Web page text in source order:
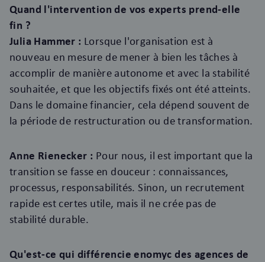
Quand l'intervention de vos experts prend-elle
fin ?
Julia Hammer : Lorsque l'organisation est à
nouveau en mesure de mener à bien les tâches à
accomplir de manière autonome et avec la stabilité
souhaitée, et que les objectifs fixés ont été atteints.
Dans le domaine financier, cela dépend souvent de
la période de restructuration ou de transformation.
Anne Rienecker : Pour nous, il est important que la
transition se fasse en douceur : connaissances,
processus, responsabilités. Sinon, un recrutement
rapide est certes utile, mais il ne crée pas de
stabilité durable.
Qu'est-ce qui différencie enomyc des agences de